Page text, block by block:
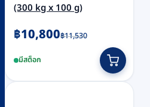
(300 kg x 100 g)
฿11,530
Original
was:
฿11,530.
฿10,800
Current
is:
฿10,800.
มีสต็อก